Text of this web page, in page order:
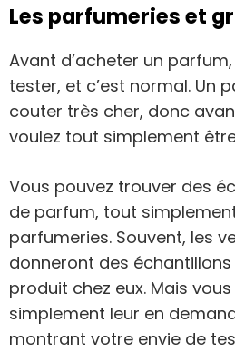
Les parfumeries et
Avant d’acheter un
tester, et c’est normal. Un
couter très cher, donc
voulez tout simplement
Vous pouvez trouver des
de parfum, tout
parfumeries. Souvent, les
donneront des échantillons
produit chez eux. Mais
simplement leur en
montrant votre envie de